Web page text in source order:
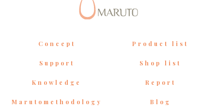
Concept Product list
Support Shop list
Knowledge Report
Marutomethodology Blog